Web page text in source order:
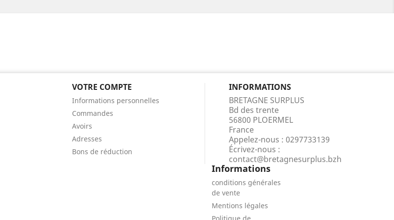
VOTRE COMPTE
Informations personnelles
Commandes
Avoirs
Adresses
Bons de réduction
INFORMATIONS
BRETAGNE SURPLUS
Bd des trente
56800 PLOERMEL
France
Appelez-nous : 0297733139
Écrivez-nous :
contact@bretagnesurplus.bzh
Informations
conditions générales
de vente
Mentions légales